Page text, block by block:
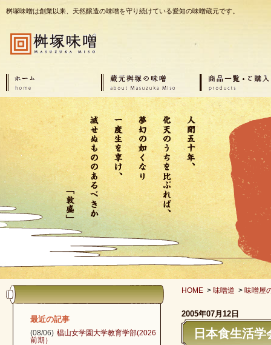
桝塚味噌は創業以来、天然醸造の味噌を守り続けている愛知の味噌蔵元です。
HOME > 味噌道 > 味噌屋
2005年07月12日
日本食生活学
最近の記事
(08/06) 椙山女学園大学教育学部(2026
前期）